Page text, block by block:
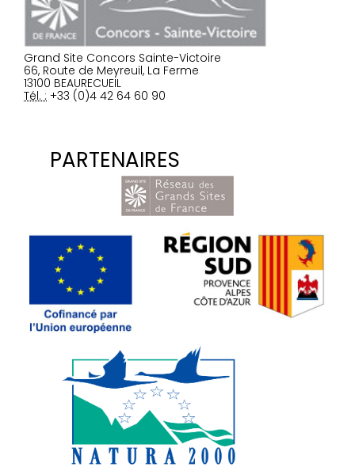
Grand Site Concors Sainte-Victoire
66, Route de Meyreuil, La Ferme
13100 BEAURECUEIL
Tél. : +33 (0)4 42 64 60 90
PARTENAIRES